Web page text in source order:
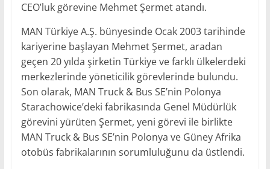
CEO’luk görevine Mehmet Şermet atandı.
MAN Türkiye A.Ş. bünyesinde Ocak 2003 tarihinde
kariyerine başlayan Mehmet Şermet, aradan
geçen 20 yılda şirketin Türkiye ve farklı ülkelerdeki
merkezlerinde yöneticilik görevlerinde bulundu.
Son olarak, MAN Truck & Bus SE’nin Polonya
Starachowice’deki fabrikasında Genel Müdürlük
görevini yürüten Şermet, yeni görevi ile birlikte
MAN Truck & Bus SE’nin Polonya ve Güney Afrika
otobüs fabrikalarının sorumluluğunu da üstlendi.